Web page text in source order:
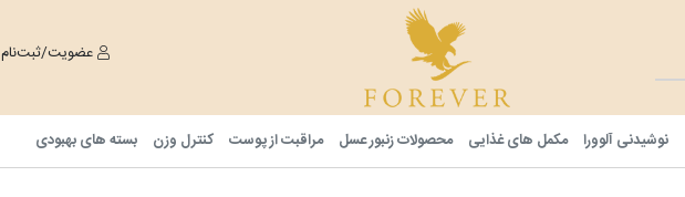
عضویت/ثبت‌نام
نوشیدنی آلوورا مکمل های غذایی محصولات زنبور عسل مراقبت از پوست کنترل وزن بسته های بهبودی